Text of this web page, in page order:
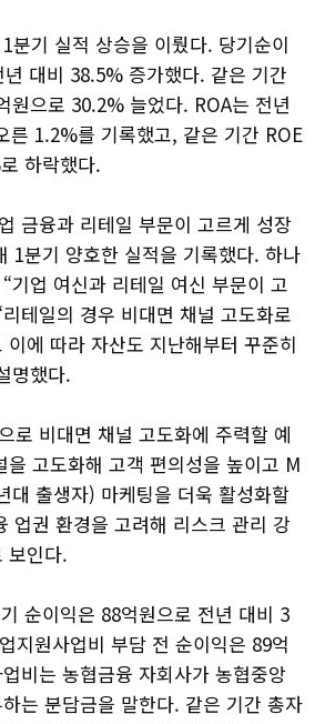
분기 실적 상승을 이뤘다. 당기순이
대비 38.5% 증가했다. 같은 기간
원으로 30.2% 늘었다. ROA는 전년
른 1.2%를 기록했고, 같은 기간 ROE
하락했다.
금융과 리테일 부문이 고르게 성장
1분기 양호한 실적을 기록했다. 하나
기업 여신과 리테일 여신 부문이 고
테일의 경우 비대면 채널 고도화로
에 따라 자산도 지난해부터 꾸준히
명했다.
로 비대면 채널 고도화에 주력할 예
을 고도화해 고객 편의성을 높이고 M
대 출생자) 마케팅을 더욱 활성화할
업권 환경을 고려해 리스크 관리 강
보인다.
순이익은 88억원으로 전년 대비 3
지원사업비 부담 전 순이익은 89억
비는 농협금융 자회사가 농협중앙
는 분담금을 말한다. 같은 기간 총자